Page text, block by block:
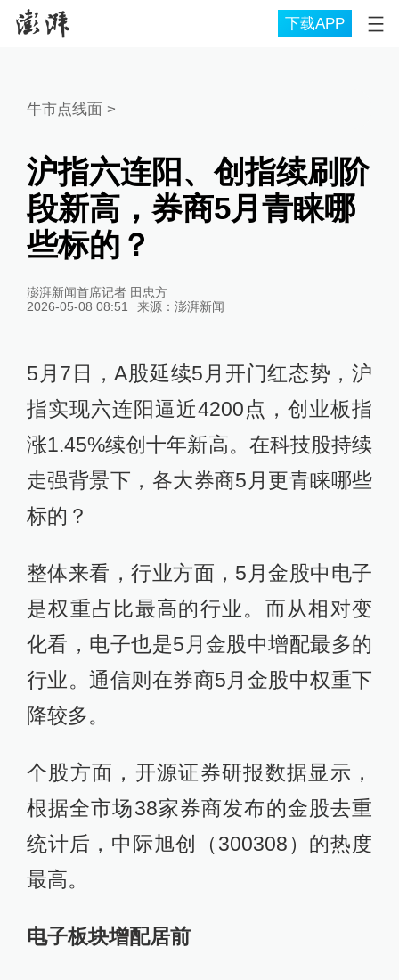
下载APP
牛市点线面>
沪指六连阳、创指续刷阶
段新高，券商5月青睐哪
些标的？
澎湃新闻首席记者 田忠方
2026-05-08 08:51
来源： 澎湃新闻
5月7日，A股延续5月开门红态势，沪
指实现六连阳逼近4200点，创业板指
涨1.45%续创十年新高。在科技股持续
走强背景下，各大券商5月更青睐哪些
标的？
整体来看，行业方面，5月金股中电子
是权重占比最高的行业。而从相对变
化看，电子也是5月金股中增配最多的
行业。通信则在券商5月金股中权重下
降较多。
个股方面，开源证券研报数据显示，
根据全市场38家券商发布的金股去重
统计后，中际旭创（300308）的热度
最高。
电子板块增配居前